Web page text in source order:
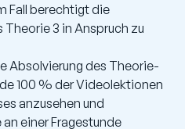
Fall berechtigt die
3 in Anspruch zu
Absolvierung des Theorie-
100 % der Videolektionen
anzusehen und
einer Fragestunde